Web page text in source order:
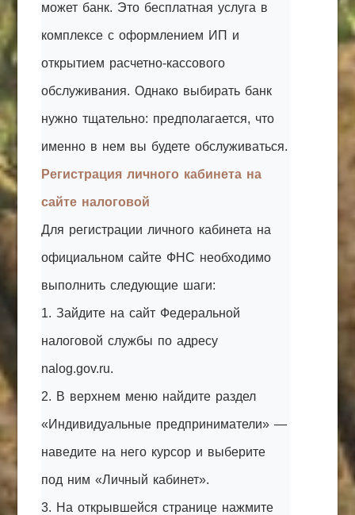
может банк. Это бесплатная услуга в
комплексе с оформлением ИП и
открытием расчетно-кассового
обслуживания. Однако выбирать банк
нужно тщательно: предполагается, что
именно в нем вы будете обслуживаться.
Регистрация личного кабинета на
сайте налоговой
Для регистрации личного кабинета на
официальном сайте ФНС необходимо
выполнить следующие шаги:
1. Зайдите на сайт Федеральной
налоговой службы по адресу
nalog.gov.ru.
2. В верхнем меню найдите раздел
«Индивидуальные предприниматели» —
наведите на него курсор и выберите
под ним «Личный кабинет».
3. На открывшейся странице нажмите